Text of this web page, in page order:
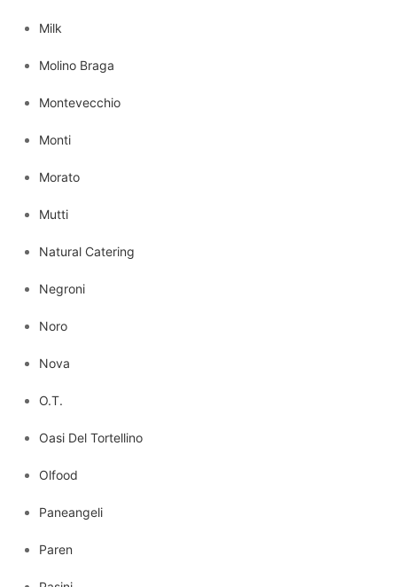
Milk
Molino Braga
Montevecchio
Monti
Morato
Mutti
Natural Catering
Negroni
Noro
Nova
O.T.
Oasi Del Tortellino
Olfood
Paneangeli
Paren